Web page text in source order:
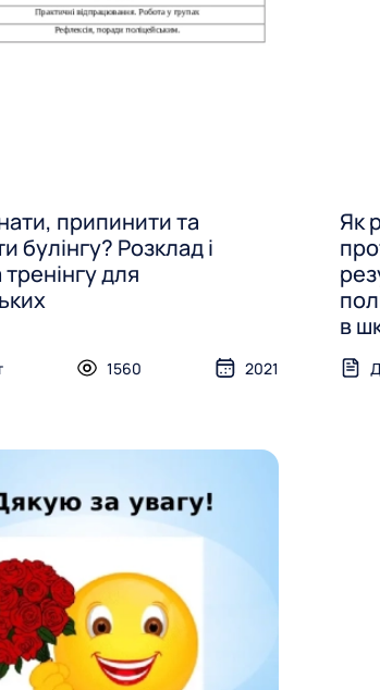
припинити та
булінгу? Розклад і
для
1560 2021
Як
в